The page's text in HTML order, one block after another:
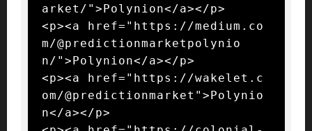
arket/">Polynion</a></p>
<p><a href="https://medium.co
m/@predictionmarketpolynio
n/">Polynion</a></p>
<p><a href="https://wakelet.c
om/@predictionmarket">Polynio
n</a></p>